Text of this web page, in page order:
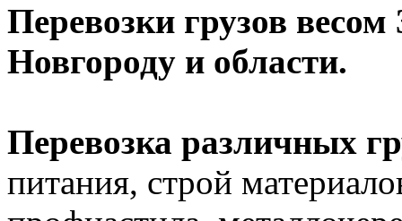
Перевозки грузов
Новгороду и области.
Перевозка различных
питания, строй